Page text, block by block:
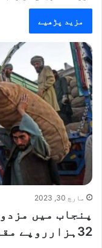
مزید پڑھیے
مارچ 30, 2023
پنجاب میں
32ہزارروپے مقرر